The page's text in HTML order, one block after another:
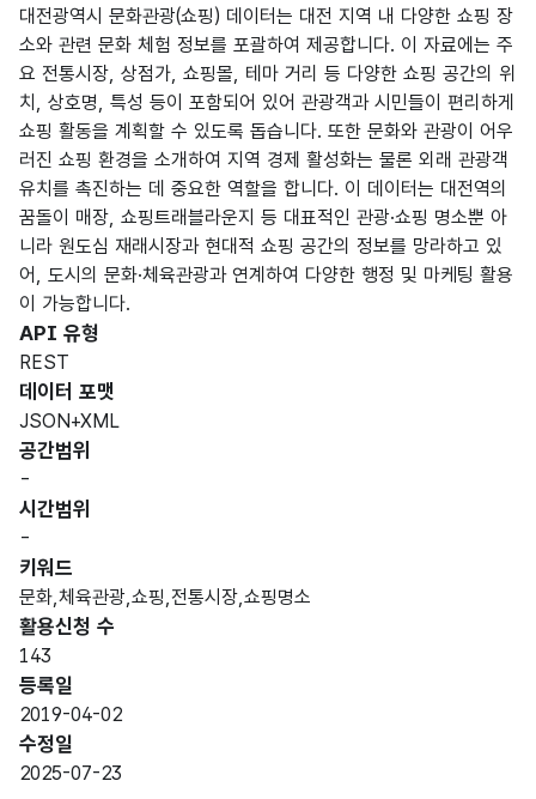
대전광역시 문화관광(쇼핑) 데이터는 대전 지역 내 다양한 쇼핑 장
소와 관련 문화 체험 정보를 포괄하여 제공합니다. 이 자료에는 주
요 전통시장, 상점가, 쇼핑몰, 테마 거리 등 다양한 쇼핑 공간의 위
치, 상호명, 특성 등이 포함되어 있어 관광객과 시민들이 편리하게
쇼핑 활동을 계획할 수 있도록 돕습니다. 또한 문화와 관광이 어우
러진 쇼핑 환경을 소개하여 지역 경제 활성화는 물론 외래 관광객
유치를 촉진하는 데 중요한 역할을 합니다. 이 데이터는 대전역의
꿈돌이 매장, 쇼핑트래블라운지 등 대표적인 관광·쇼핑 명소뿐 아
니라 원도심 재래시장과 현대적 쇼핑 공간의 정보를 망라하고 있
어, 도시의 문화·체육관광과 연계하여 다양한 행정 및 마케팅 활용
이 가능합니다.
API 유형
REST
데이터 포맷
JSON+XML
공간범위
-
시간범위
-
키워드
문화,체육관광,쇼핑,전통시장,쇼핑명소
활용신청 수
143
등록일
2019-04-02
수정일
2025-07-23